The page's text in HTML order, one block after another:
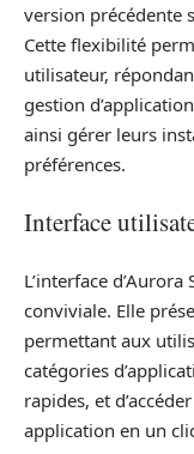
version précédente
Cette flexibilité
utilisateur,
gestion
ainsi gérer leurs
préférences.
Interface
L’interface
conviviale. Elle
permettant aux
catégories
rapides, et
application en un